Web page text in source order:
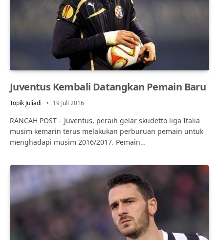
Juventus Kembali Datangkan Pemain Baru
Topik Juliadi 19 Juli 2016
RANCAH POST – Juventus, peraih gelar skudetto liga Italia
musim kemarin terus melakukan perburuan pemain untuk
menghadapi musim 2016/2017. Pemain…